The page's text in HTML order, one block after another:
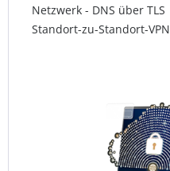
Netzwerk - DNS über TLS
Standort-zu-Standort-VPN